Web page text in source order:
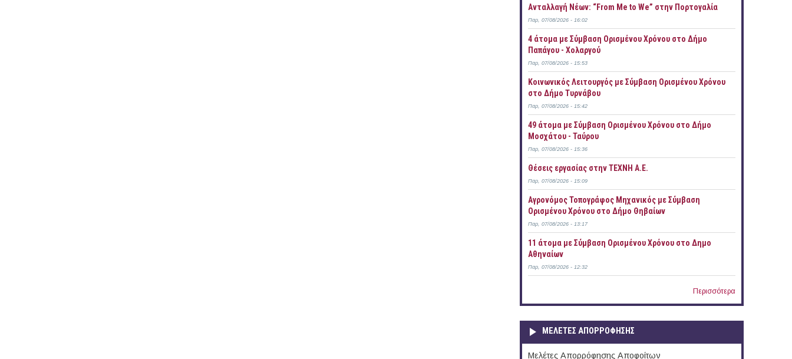
Ανταλλαγή Νέων: “From Me to We” στην Πορτογαλία
Παρ, 07/08/2026 - 16:02
4 άτομα με Σύμβαση Ορισμένου Χρόνου στο Δήμο
Παπάγου - Χολαργού
Παρ, 07/08/2026 - 15:53
Κοινωνικός Λειτουργός με Σύμβαση Ορισμένου Χρόνου
στο Δήμο Τυρνάβου
Παρ, 07/08/2026 - 15:42
49 άτομα με Σύμβαση Ορισμένου Χρόνου στο Δήμο
Μοσχάτου - Ταύρου
Παρ, 07/08/2026 - 15:36
Θέσεις εργασίας στην ΤΕΧΝΗ Α.Ε.
Παρ, 07/08/2026 - 15:09
Αγρονόμος Τοπογράφος Μηχανικός με Σύμβαση
Ορισμένου Χρόνου στο Δήμο Θηβαίων
Παρ, 07/08/2026 - 13:17
11 άτομα με Σύμβαση Ορισμένου Χρόνου στο Δημο
Αθηναίων
Παρ, 07/08/2026 - 12:32
Περισσότερα
ΜΕΛΕΤΕΣ ΑΠΟΡΡΟΦΗΣΗΣ
Μελέτες Απορρόφησης Αποφοίτων